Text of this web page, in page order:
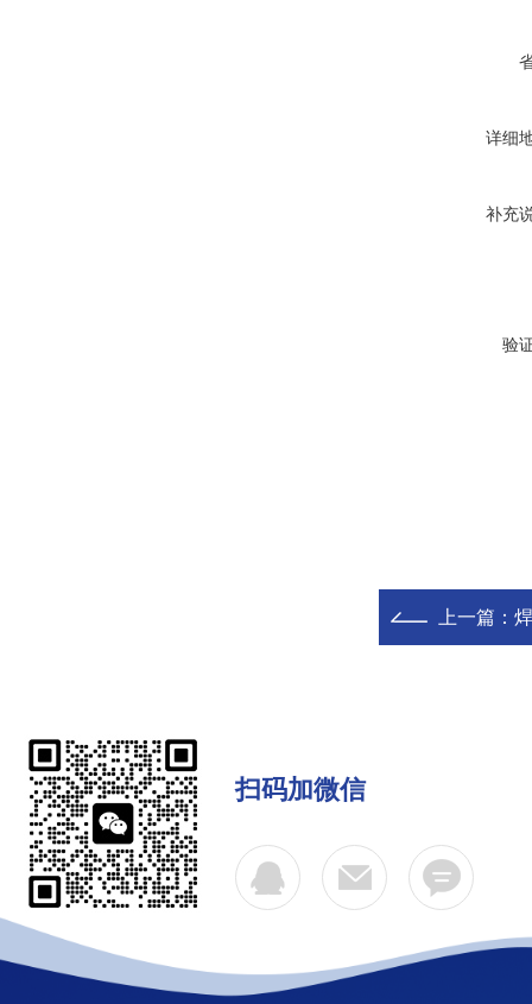
详细
补充
验
上一篇：
扫码加微信